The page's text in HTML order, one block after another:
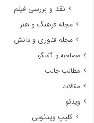
نقد و بررسی فیلم
مجله فرهنگ و هنر
مجله فناوری و دانش
مصاحبه و گفتگو
مطالب جالب
مقالات
ویدئو
کلیپ ویدئویی